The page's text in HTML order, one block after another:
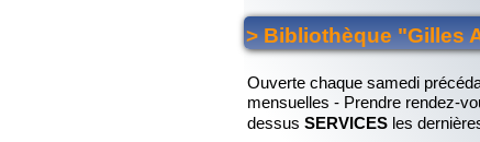
Ouverte chaque samedi
mensuelles - Prendre rendez-
dessus SERVICES les
"TEL 06 66 33 16 48 "
> Bibliothèque "Gilles